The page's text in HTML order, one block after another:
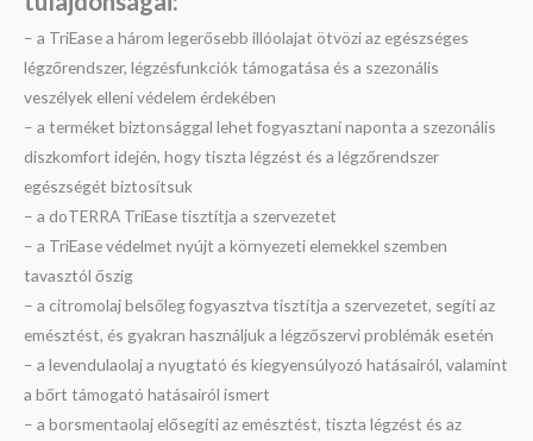
– a TriEase a három legerősebb illóolajat ötvözi az egészséges
légzőrendszer, légzésfunkciók támogatása és a szezonális
veszélyek elleni védelem érdekében
– a terméket biztonsággal lehet fogyasztani naponta a szezonális
diszkomfort idején, hogy tiszta légzést és a légzőrendszer
egészségét biztosítsuk
– a doTERRA TriEase tisztítja a szervezetet
– a TriEase védelmet nyújt a környezeti elemekkel szemben
tavasztól őszig
– a citromolaj belsőleg fogyasztva tisztítja a szervezetet, segíti az
emésztést, és gyakran használjuk a légzőszervi problémák esetén
– a levendulaolaj a nyugtató és kiegyensúlyozó hatásairól, valamint
a bőrt támogató hatásairól ismert
– a borsmentaolaj elősegíti az emésztést, tiszta légzést és az